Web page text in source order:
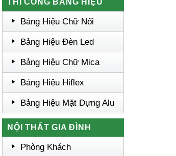
THI CÔNG BẢNG HIỆU
Bảng Hiệu Chữ Nổi
Bảng Hiệu Đèn Led
Bảng Hiệu Chữ Mica
Bảng Hiệu Hiflex
Bảng Hiệu Mặt Dựng Alu
NỘI THẤT GIA ĐÌNH
Phòng Khách